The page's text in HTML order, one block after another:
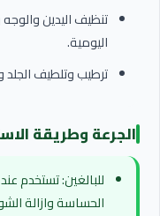
تنظيف اليدين
اليومية.
ترطيب وتلطيف الجلد
الجرعة وطريقة
للبالغين: تستخدم
الحساسة وازالة